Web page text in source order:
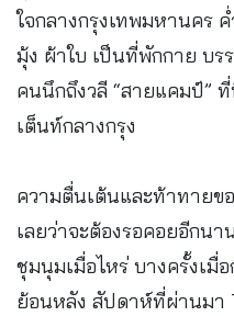
ใจกลางกรุงเทพมหานคร
มุ้ง ผ้าใบ เป็นที่พักกาย บ
คนนึกถึงวลี “สายแคมป์”
เต็นท์กลางกรุง
ความตื่นเต้นและท้าทายข
เลยว่าจะต้องรอคอยอีกน
ชุมนุมเมื่อไหร่ บางครั้งเมื่
ย้อนหลัง สัปดาห์ที่ผ่านมา